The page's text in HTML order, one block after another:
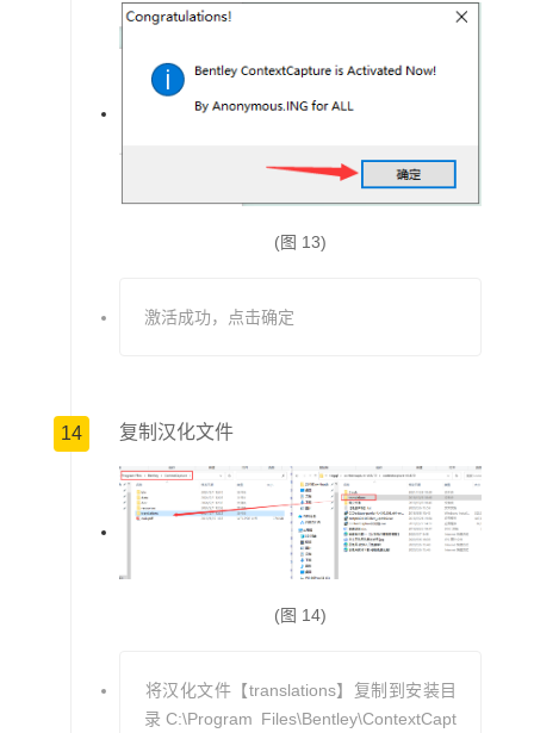
(图 13)
激活成功，点击确定
14 复制汉化文件
(图 14)
将汉化文件【translations】复制到安装目
录C:\Program Files\Bentley\ContextCapt